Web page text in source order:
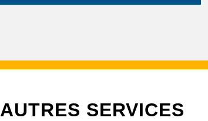
AUTRES SERVICES